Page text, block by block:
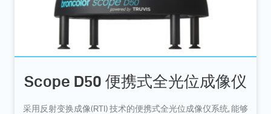
Scope D50 便携式全光位成像仪
采用反射变换成像(RTI) 技术的便携式全光位成像仪系统, 能够